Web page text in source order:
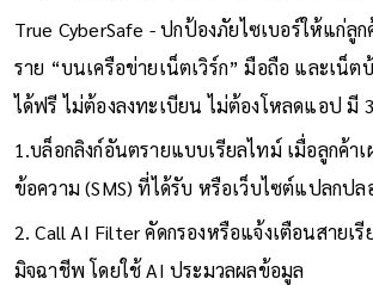
True CyberSafe - ปกป้องภัยไซเบอร์ให้แก่ลู
ราย “บนเครือข่ายเน็ตเวิร์ก” มือถือ และเน็ต
ได้ฟรี ไม่ต้องลงทะเบียน ไม่ต้องโหลดแอป มี
1.บล็อกลิงก์อันตรายแบบเรียลไทม์ เมื่อลูกค้าเ
ข้อความ (SMS) ที่ได้รับ หรือเว็บไซต์แปลกปล
2. Call AI Filter คัดกรองหรือแจ้งเตือนสายเรี
มิจฉาชีพ โดยใช้ AI ประมวลผลข้อมูล